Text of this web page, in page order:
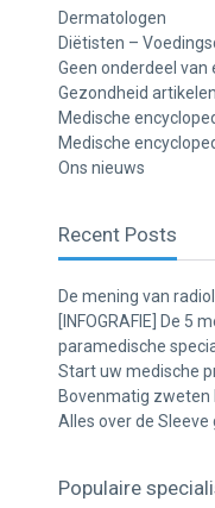
Dermatologen
Diëtisten –
Geen onderdeel van
Gezondheid artikelen
Medische
Medische
Ons nieuws
Recent Posts
De mening van
[INFOGRAFIE] De
paramedische
Start uw medische
Bovenmatig zweten
Alles over de
Populaire